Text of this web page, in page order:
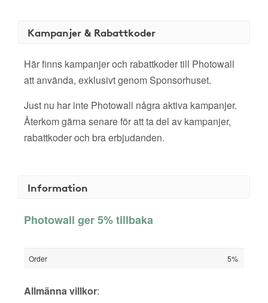
Kampanjer & Rabattkoder
Här finns kampanjer och rabattkoder till Photowall
att använda, exklusivt genom Sponsorhuset.
Just nu har inte Photowall några aktiva kampanjer.
Återkom gärna senare för att ta del av kampanjer,
rabattkoder och bra erbjudanden.
Information
Photowall ger 5% tillbaka
Order 5%
Allmänna villkor: